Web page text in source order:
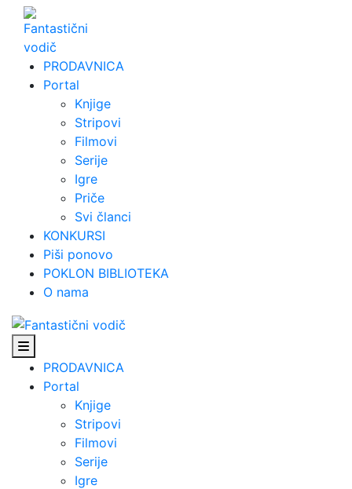
Skip
content
PRODAVNICA
Portal
Knjige
Stripovi
Filmovi
Serije
Igre
Priče
Svi članci
KONKURSI
Piši ponovo
POKLON BIBLIOTEKA
O nama
PRODAVNICA
Portal
Knjige
Stripovi
Filmovi
Serije
Igre